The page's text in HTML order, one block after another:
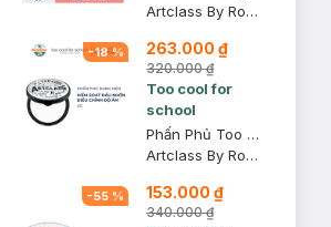
Artclass By Rodin Blusher - 03 De Peche
-18% 263.000 ₫
320.000 ₫
Too cool for
school
Phấn Phủ Too Cool For School Kiềm Dầu Dạng Nén 4g
Artclass By Rodin Finish Setting Pact
-55 % 153.000 ₫
340.000 ₫